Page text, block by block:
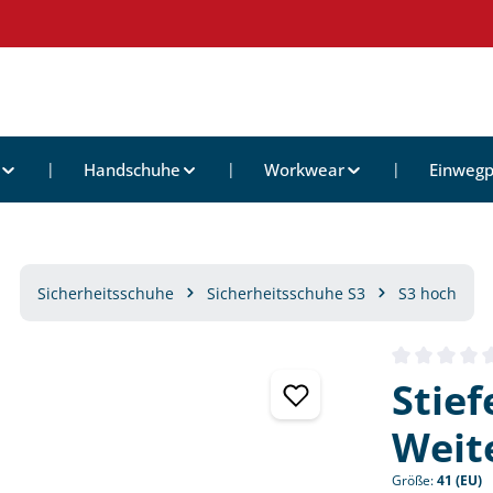
Handschuhe Workwear
Sicherheitsschuhe Sicherheitsschuhe S3 S3 hoch
Größe:41 (EU)